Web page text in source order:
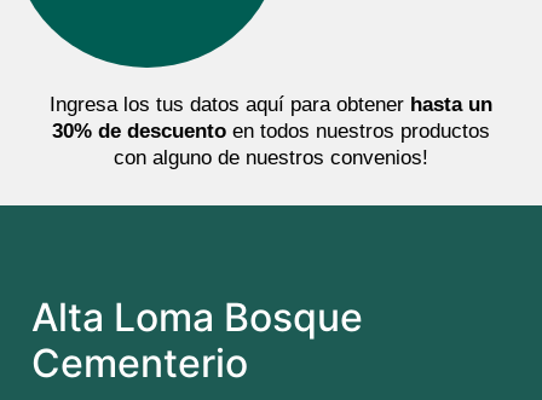
Ingresa los tus datos aquí para obtener hasta un
30% de descuento en todos nuestros productos
con alguno de nuestros convenios!
Alta Loma Bosque
Cementerio